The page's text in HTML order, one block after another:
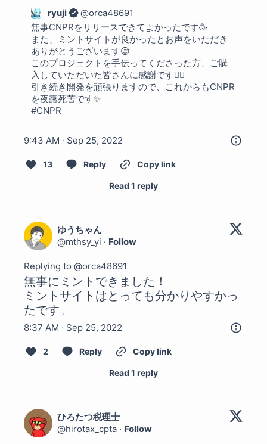
ryuji @orca48691
無事CNPRをリリースできてよかったです🥳
また、ミントサイトが良かったとお声をいただき
ありがとうございます😊
このプロジェクトを手伝ってくださった方、ご購
入していただいた皆さんに感謝です🙇‍♂️
引き続き開発を頑張りますので、これからもCNPR
#CNPR
9:43 AM · Sep 25, 2022
13 Reply Copy link
Read 1 reply
ゆうちゃん
@mthsy_yi · Follow
Replying to @orca48691
無事にミントできました！
ミントサイトはとっても分かりやすかっ
たです。
8:37 AM · Sep 25, 2022
2 Reply Copy link
Read 1 reply
ひろたつ税理士
@hirotax_cpta · Follow